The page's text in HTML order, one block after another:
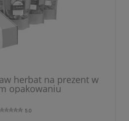
herbat na prezent w
opakowaniu
5.0